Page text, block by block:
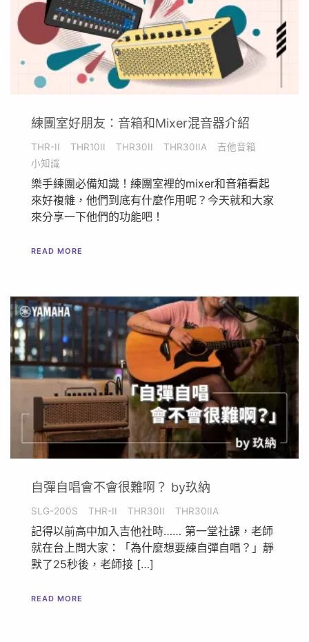
練團室好朋友：音箱和Mixer混音器介紹
THR-II THR10II THR30II THR30IIA
吉他音箱
小知識
樂手練團必備知識！練團室裡的mixer和音箱看起
來好複雜，他們到底有什麼作用呢？今天就和大家
來分享一下他們的功能吧！
READ MORE
自彈自唱會不會很難啊？ by玖納
SLG-200S THR-II THR30II THR30IIA
記得以前高中加入吉他社時…… 第一堂社課，老師
就在台上問大家：「為什麼想要練自彈自唱？」靜
默了25秒後，老師接 […]
READ MORE